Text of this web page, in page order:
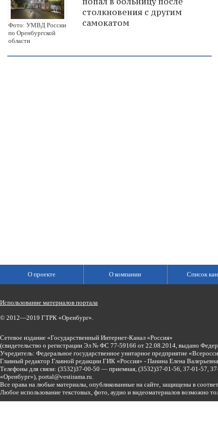
Фото: УМВД России
по Оренбургской
области
столкновения с другим
самокатом
О проекте О компании Список
Использование материалов портала
© 2012—2019 ГТРК «Оренбург».
Сетевое издание «Государственный Интернет-Канал «Россия»
(свидетельство о регистрации Эл № ФС 77-59166 от 22.08.2014, выдано
Учредитель: Федеральное государственное унитарное предприятие
Главный редактор Главной редакции ГИК «Россия» - Панина Елена
Телефоны для связи: (3532)37-00-50 — приемная, (3532)37-01-56, 37-01-57,
«Оренбург»), portal@vestirama.ru.
Все права на любые материалы, опубликованные на сайте, защищены в
Любое использование текстовых, фото, аудио и видеоматериалов возможно